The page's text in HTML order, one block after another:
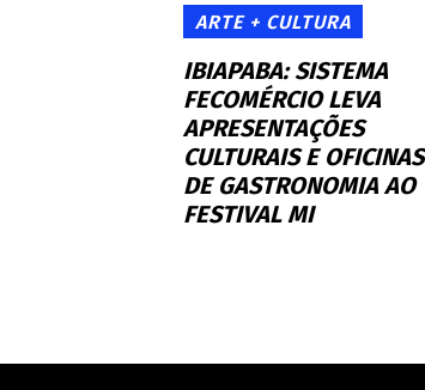
ARTE + CULTURA
IBIAPABA: SISTEMA
FECOMÉRCIO LEVA
APRESENTAÇÕES
CULTURAIS E OFICINAS
DE GASTRONOMIA AO
FESTIVAL MI